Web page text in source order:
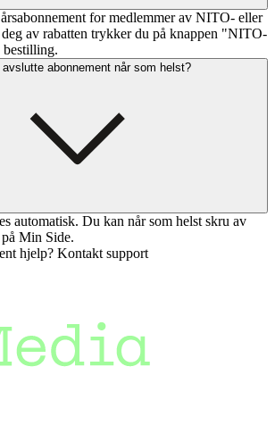
for medlemmer av NITO- eller
av rabatten trykker du på knappen "NITO-
bestilling.
avslutte abonnement når som helst?
automatisk. Du kan når som helst skru av
Min Side.
hjelp? Kontakt support